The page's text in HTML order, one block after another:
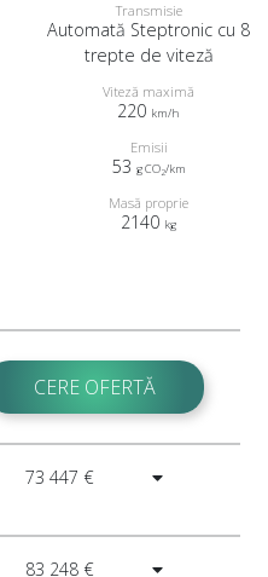
Transmisie
Automată Steptronic cu 8
trepte de viteză
Viteză maximă
220 km/h
Emisii
53 g CO2/km
Masă proprie
2140 kg
CERE OFERTĂ
73 447 €
83 248 €